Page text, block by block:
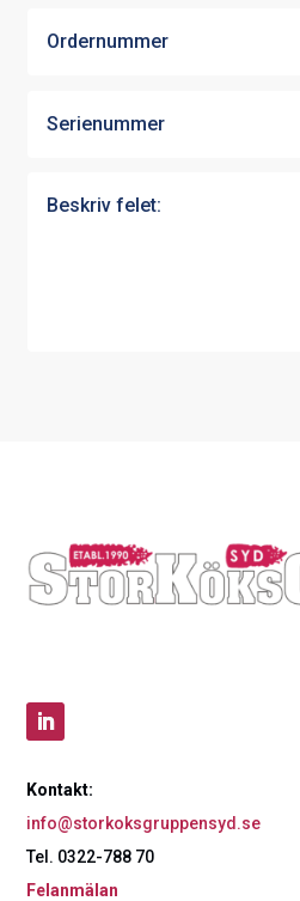
Kontakt:
info@storkoksgruppensyd.se
Tel. 0322-788 70
Felanmälan